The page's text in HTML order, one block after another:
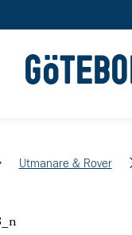
Utmanare & Rover